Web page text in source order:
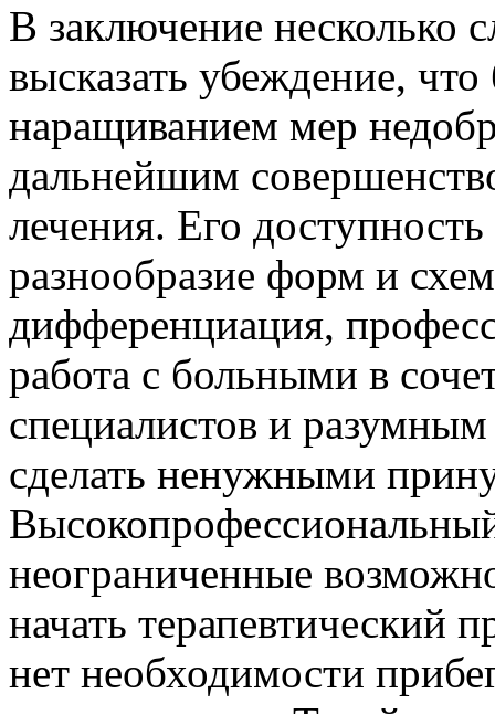
В заключение несколько
высказать убеждение,
наращиванием мер
дальнейшим
лечения. Его
разнообразие форм и
дифференциация,
работа с больными в
специалистов и
сделать ненужными
неограниченные
начать терапевтический
нет необходимости